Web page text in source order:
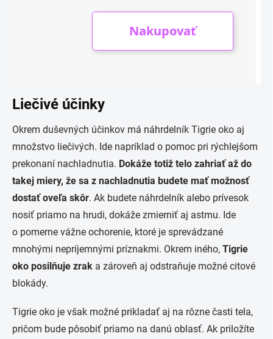
Liečivé účinky
Okrem duševných účinkov má náhrdelník Tigrie oko aj
množstvo liečivých. Ide napríklad o pomoc pri rýchlejšom
prekonaní nachladnutia. Dokáže totiž telo zahriať až do
takej miery, že sa z nachladnutia budete mať možnosť
dostať oveľa skôr. Ak budete náhrdelník alebo prívesok
nosiť priamo na hrudi, dokáže zmierniť aj astmu. Ide
o pomerne vážne ochorenie, ktoré je sprevádzané
mnohými nepríjemnými príznakmi. Okrem iného, Tigrie
oko posilňuje zrak a zároveň aj odstraňuje možné citové
blokády.
Tigrie oko je však možné prikladať aj na rôzne časti tela,
pričom bude pôsobiť priamo na danú oblasť. Ak priložíte